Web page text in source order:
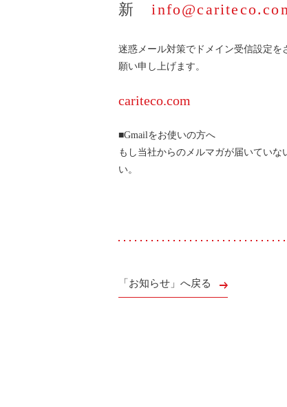
新
迷惑メール対策でドメイン受信設定
願い申し上げます。
cariteco.com
■Gmailをお使いの方へ
もし当社からのメルマガが届いてい
い。
「お知らせ」へ戻る